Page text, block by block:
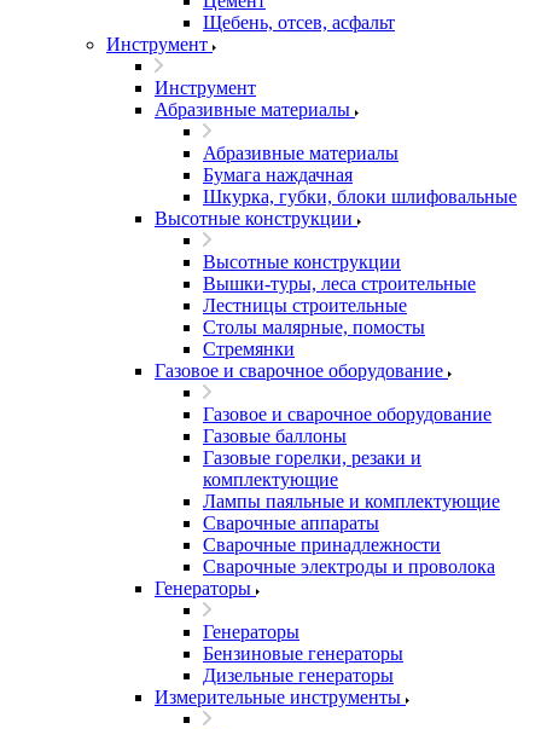
Щебень, отсев, асфальт
Инструмент
Инструмент
Абразивные материалы
Абразивные материалы
Бумага наждачная
Шкурка, губки, блоки шлифовальные
Высотные конструкции
Высотные конструкции
Вышки-туры, леса строительные
Лестницы строительные
Столы малярные, помосты
Стремянки
Газовое и сварочное оборудование
Газовое и сварочное оборудование
Газовые баллоны
Газовые горелки, резаки и
комплектующие
Лампы паяльные и комплектующие
Сварочные аппараты
Сварочные принадлежности
Сварочные электроды и проволока
Генераторы
Генераторы
Бензиновые генераторы
Дизельные генераторы
Измерительные инструменты